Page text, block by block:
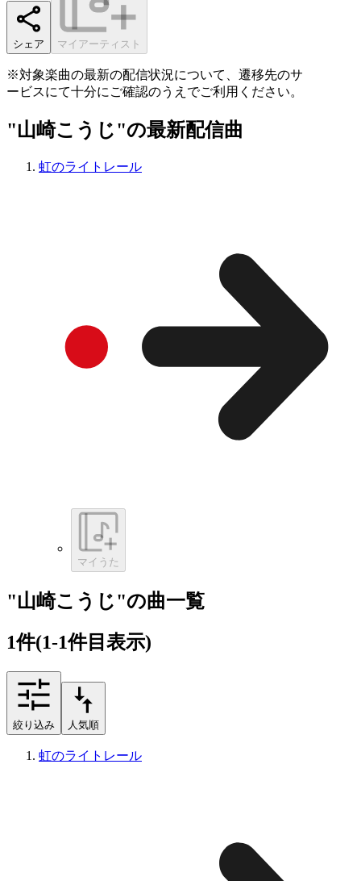
シェア マイアーティスト
※対象楽曲の最新の配信状況について、遷移先のサ
ービスにて十分にご確認のうえでご利用ください。
"山崎こうじ"の最新配信曲
虹のライトレール
マイうた
"山崎こうじ"の曲一覧
1件(1-1件目表示)
絞り込み 人気順
虹のライトレール